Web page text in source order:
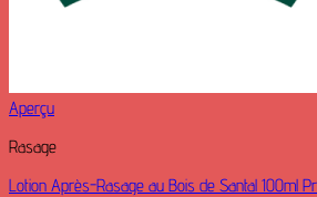
Aperçu
Rasage
Lotion Après-Rasage au Bois de Santal 100ml